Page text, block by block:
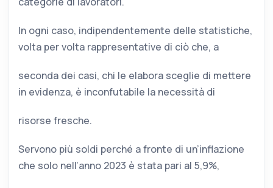
In ogni caso, indipendentemente delle statistiche,
volta per volta rappresentative di ciò che, a
seconda dei casi, chi le elabora sceglie di mettere
in evidenza, è inconfutabile la necessità di
risorse fresche.
Servono più soldi perché a fronte di un’inflazione
che solo nell’anno 2023 è stata pari al 5,9%,